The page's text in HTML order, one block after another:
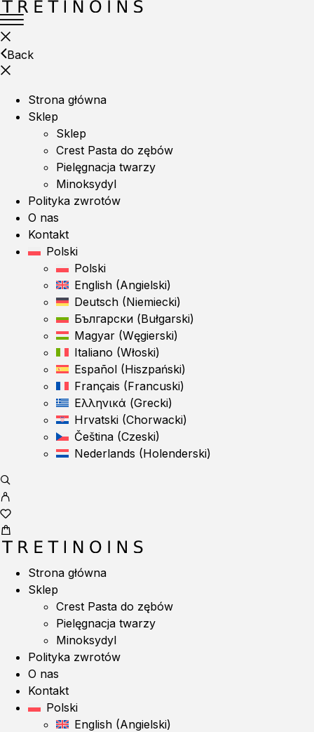
Back
Strona główna
Sklep
Sklep
Crest Pasta do zębów
Pielęgnacja twarzy
Minoksydyl
Polityka zwrotów
O nas
Kontakt
Polski
Polski
English (Angielski)
Deutsch (Niemiecki)
Български (Bułgarski)
Magyar (Węgierski)
Italiano (Włoski)
Español (Hiszpański)
Français (Francuski)
Ελληνικά (Grecki)
Hrvatski (Chorwacki)
Čeština (Czeski)
Nederlands (Holenderski)
Strona główna
Sklep
Crest Pasta do zębów
Pielęgnacja twarzy
Minoksydyl
Polityka zwrotów
O nas
Kontakt
Polski
English (Angielski)